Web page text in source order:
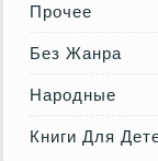
Прочее
Без Жанра
Народные
Книги Для